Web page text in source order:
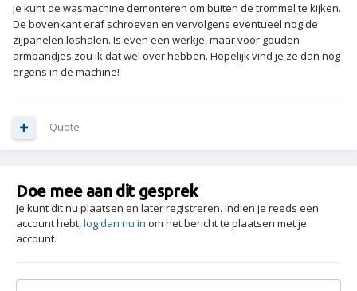
Je kunt de wasmachine demonteren om buiten de trommel te kijken.
De bovenkant eraf schroeven en vervolgens eventueel nog de
zijpanelen loshalen. Is even een werkje, maar voor gouden
armbandjes zou ik dat wel over hebben. Hopelijk vind je ze dan nog
ergens in de machine!
Quote
Doe mee aan dit gesprek
Je kunt dit nu plaatsen en later registreren. Indien je reeds een
account hebt,log dan nu in om het bericht te plaatsen met je
account.